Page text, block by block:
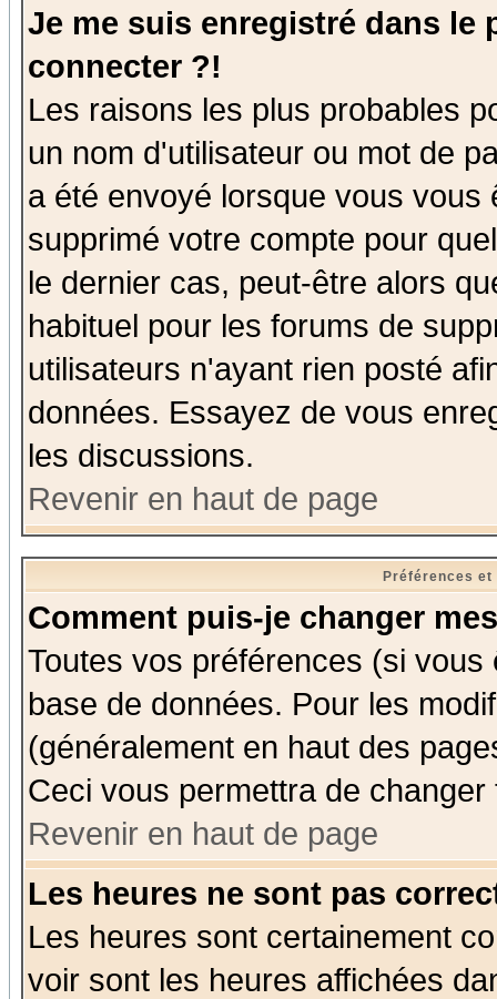
Je me suis enregistré dans le
connecter ?!
Les raisons les plus probables
un nom d'utilisateur ou mot de
a été envoyé lorsque vous
supprimé votre compte pour
le dernier cas, peut-être alors
habituel pour les forums de
utilisateurs n'ayant rien posté
données. Essayez de vous
les discussions.
Revenir en haut de page
Préférences
Comment puis-je changer
Toutes vos préférences (si
base de données. Pour les
(généralement en haut des
Ceci vous permettra de
Revenir en haut de page
Les heures ne sont pas
Les heures sont certainement
voir sont les heures affichées